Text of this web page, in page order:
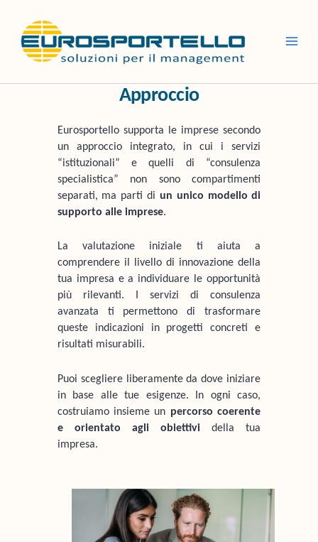
contenuto
Approccio
Eurosportello supporta le imprese secondo
un approccio integrato, in cui i servizi
“istituzionali” e quelli di “consulenza
specialistica” non sono compartimenti
separati, ma parti di un unico modello di
supporto alle imprese.
La valutazione iniziale ti aiuta a
comprendere il livello di innovazione della
tua impresa e a individuare le opportunità
più rilevanti. I servizi di consulenza
avanzata ti permettono di trasformare
queste indicazioni in progetti concreti e
risultati misurabili.
Puoi scegliere liberamente da dove iniziare
in base alle tue esigenze. In ogni caso,
costruiamo insieme un percorso coerente
e orientato agli obiettivi della tua
impresa.